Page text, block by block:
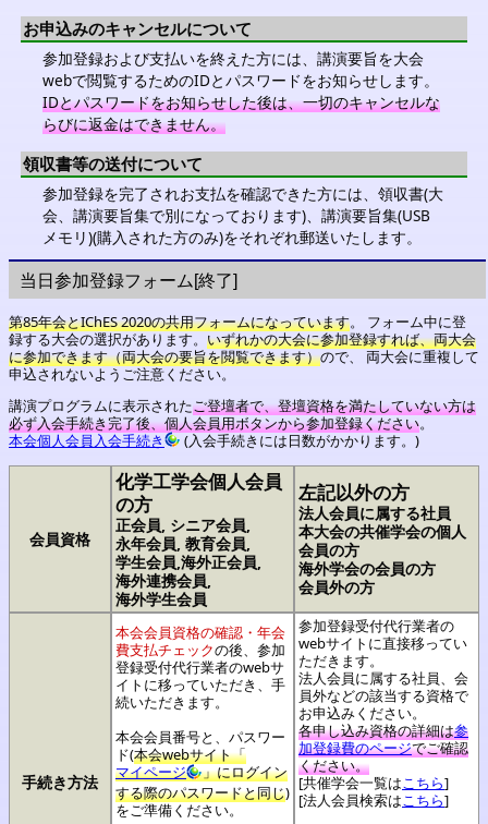
お申込みのキャンセルについて
参加登録および支払いを終えた方には、講演要旨を大会
webで閲覧するためのIDとパスワードをお知らせします。
IDとパスワードをお知らせした後は、一切のキャンセルな
らびに返金はできません。
領収書等の送付について
参加登録を完了されお支払を確認できた方には、領収書(大
会、講演要旨集で別になっております)、講演要旨集(USB
メモリ)(購入された方のみ)をそれぞれ郵送いたします。
当日参加登録フォーム[終了]
第85年会とIChES 2020の共用フォームになっています。 フォーム中に登
録する大会の選択があります。 いずれかの大会に参加登録すれば、両大会
に参加できます（両大会の要旨を閲覧できます）ので、 両大会に重複して
申込されないようご注意ください。
講演プログラムに表示されたご登壇者で、登壇資格を満たしていない方は
必ず入会手続き完了後、個人会員用ボタンから参加登録ください。
本会個人会員入会手続き
(入会手続きには日数がかかります。)
会員資格
化学工学会個人会員
の方
正会員, シニア会員,
永年会員, 教育会員,
学生会員,海外正会員,
海外連携会員,
海外学生会員
左記以外の方
法人会員に属する社員
本大会の共催学会の個人
会員の方
海外学会の会員の方
会員外の方
手続き方法
本会会員資格の確認・年会
費支払チェックの後、 参加
登録受付代行業者のwebサ
イトに移っていただき、手
続いただきます。
本会会員番号と、パスワー
ド(本会webサイト「
マイページ
」にログイン
する際のパスワードと同じ)
をご準備ください。
参加登録受付代行業者の
webサイトに直接移ってい
ただきます。
法人会員に属する社員、会
員外などの該当する資格で
お申込みください。
各申し込み資格の詳細は参
加登録費のページでご確認
ください。
[共催学会一覧はこちら]
[法人会員検索はこちら]